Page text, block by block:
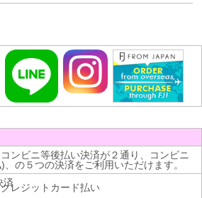
ンビニ等後払い決済が２通り、コンビニ
の５つの決済をご利用いただけます。
済